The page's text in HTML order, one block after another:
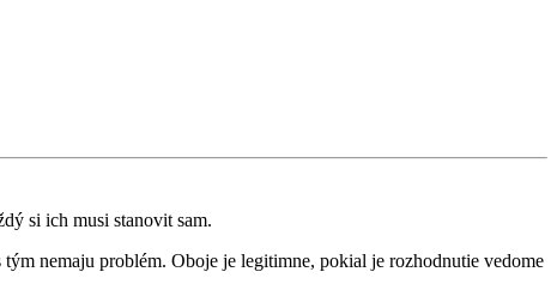
si ich musi stanovit sam.
nemaju problém. Oboje je legitimne, pokial je rozhodnutie vedome